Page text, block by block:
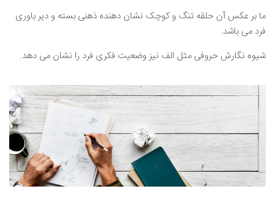
ما بر عکس آن حلقه تنگ و کوچک نشان دهنده ذهنی بسته و دیر باوری
فرد می باشد.
شیوه نگارش حروفی مثل الف نیز وضعیت فکری فرد را نشان می دهد.